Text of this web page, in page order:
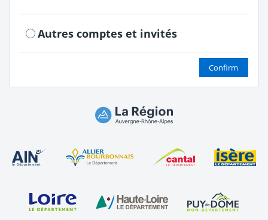
Autres comptes et invités